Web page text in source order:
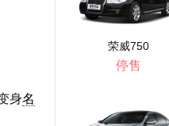
身名
荣威750
停售